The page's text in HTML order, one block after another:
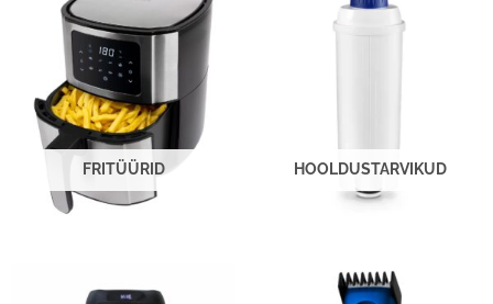
FRITÜÜRID HOOLDUSTARVIKUD